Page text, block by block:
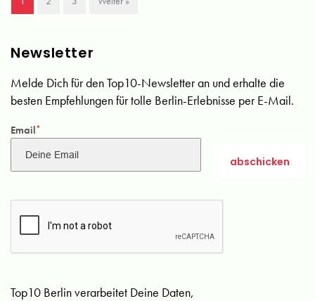
Newsletter
Melde Dich für den Top10-Newsletter an und erhalte die
besten Empfehlungen für tolle Berlin-Erlebnisse per E-Mail.
Email*
Top10 Berlin verarbeitet Deine Daten,